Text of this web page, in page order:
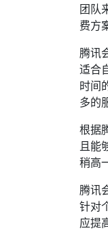
团队
费方
腾讯
适合
时间
多的
根据
且能
稍高
腾讯
针对
应提